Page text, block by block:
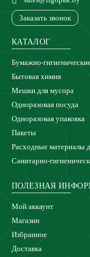
Заказать звонок
КАТАЛОГ
Бумажно-
Бытовая химия
Мешки для мусора
Одноразовая посуда
Одноразовая упаковка
Пакеты
Расходные материалы
Санитарно-
ПОЛЕЗНАЯ
Мой аккаунт
Магазин
Избранное
Доставка